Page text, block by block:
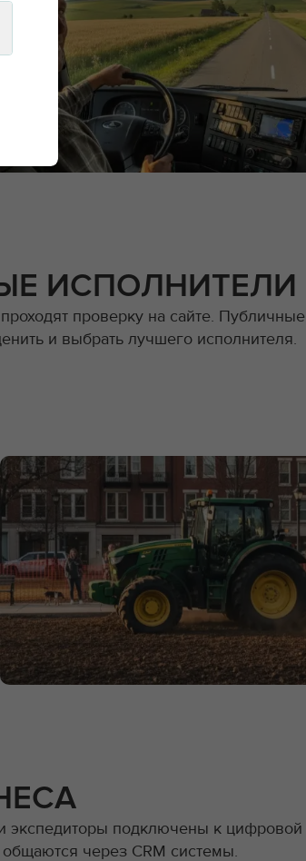
ИСПОЛНИТЕЛИ
проверку на сайте. Публичные
и выбрать лучшего исполнителя.
экспедиторы подключены к цифровой
через CRM системы.